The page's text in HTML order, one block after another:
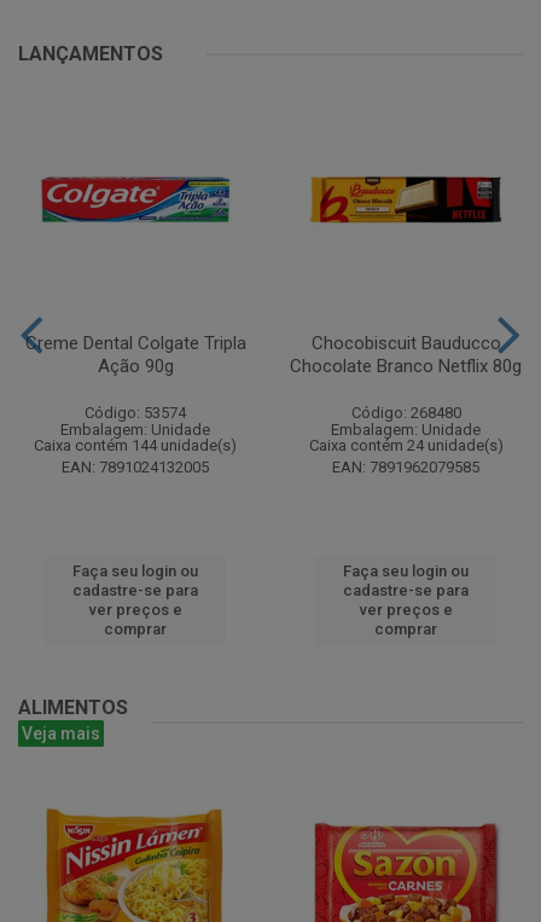
LANÇAMENTOS
Creme Dental Colgate Tripla
Ação 90g
Código: 53574
Embalagem: Unidade
Caixa contém 144 unidade(s)
EAN: 7891024132005
Faça seu login ou
cadastre-se para
ver preços e
comprar
Chocobiscuit Bauducco
Chocolate Branco Netflix 80g
Código: 268480
Embalagem: Unidade
Caixa contém 24 unidade(s)
EAN: 7891962079585
Faça seu login ou
cadastre-se para
ver preços e
comprar
ALIMENTOS
Veja mais